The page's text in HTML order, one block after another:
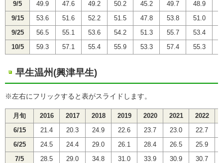
9/5 49.9 47.6 49.2 50.2 45.2 49.7 48.9
9/15 53.6 51.6 52.2 51.5 47.8 53.8 51.0
9/25 56.5 55.1 53.6 54.2 51.3 55.7 53.4
10/5 59.3 57.1 55.4 55.9 53.3 57.4 55.3
早生温州(興津早生)
※左右にフリックすると表がスライドします。
月旬 2016 2017 2018 2019 2020 2021 2022
6/15 21.4 20.3 24.9 22.6 23.7 23.0 22.7
6/25 24.5 24.4 29.0 26.1 28.4 26.5 25.9
7/5 28.5 29.0 34.8 31.0 33.9 30.9 30.7